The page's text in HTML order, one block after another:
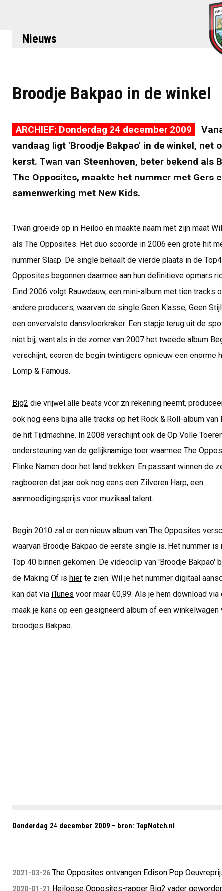
Nieuws
Broodje Bakpao in de winkel
ARCHIEF: Donderdag 24 december 2009
vandaag ligt 'Broodje Bakpao' in de winkel, net
kerst. Twan van Steenhoven, beter bekend als
The Opposites, maakte het nummer met Gers
samenwerking met New Kids.
Twan groeide op in Heiloo en maakte naam met zijn maat
als The Opposites. Het duo scoorde in 2006 een grote hit
nummer Slaap. De single behaalt de vierde plaats in de
Opposites begonnen daarmee aan hun definitieve opmars
Eind 2006 volgt Rauwdauw, een mini-album met tien tracks
andere producers, waarvan de single Geen Klasse, Geen
een onvervalste dansvloerkraker. Een stapje terug uit de
niet bij, want als in de zomer van 2007 het tweede album
verschijnt, scoren de begin twintigers opnieuw een enorme
Lomp & Famous.
Big2 die vrijwel alle beats voor zn rekening neemt,
ook nog eens bijna alle tracks op het Rock & Roll-album van
de hit Tijdmachine. In 2008 verschijnt ook de Op Volle
ondersteuning van de gelijknamige toer waarmee The
Flinke Namen door het land trekken. En passant winnen de
ragboeren dat jaar ook nog eens een Zilveren Harp, een
aanmoedigingsprijs voor muzikaal talent.
Begin 2010 zal er een nieuw album van The Opposites
waarvan Broodje Bakpao de eerste single is. Het nummer
Top 40 binnen gekomen. De videoclip van 'Broodje Bakpao'
de Making Of is hierte zien. Wil je het nummer digitaal
kan dat via iTunes voor maar €0,99. Als je hem download
maak je kans op een gesigneerd album of een winkelwagen
broodjes Bakpao.
Donderdag 24 december 2009 − bron: TopNotch.nl
2021-03-26 The Opposites ontvangen Edison Pop
2020-01-21 Heiloose Opposites-rapper Big2 vader